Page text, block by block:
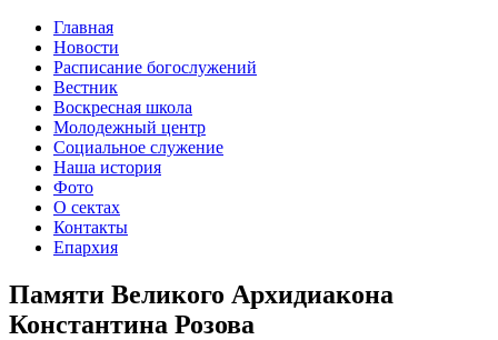
Главная
Новости
Расписание богослужений
Вестник
Воскресная школа
Молодежный центр
Социальное служение
Наша история
Фото
О сектах
Контакты
Епархия
Памяти Великого Архидиакона
Константина Розова